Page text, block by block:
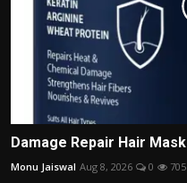
Damage Repair Hair Mask
Monu Jaiswal Aug 8, 2026 0 705